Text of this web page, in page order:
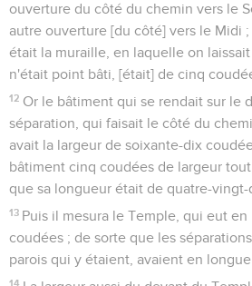
ouverture du côté du chemin vers le
autre ouverture [du côté] vers le Midi
était la muraille, en laquelle on
n'était point bâti, [était] de cinq
12 Or le bâtiment qui se rendait sur le
séparation, qui faisait le côté du
avait la largeur de soixante-dix
bâtiment cinq coudées de largeur
que sa longueur était de quatre-vingt-
13 Puis il mesura le Temple, qui eut
coudées ; de sorte que les
parois qui y étaient, avaient en
14